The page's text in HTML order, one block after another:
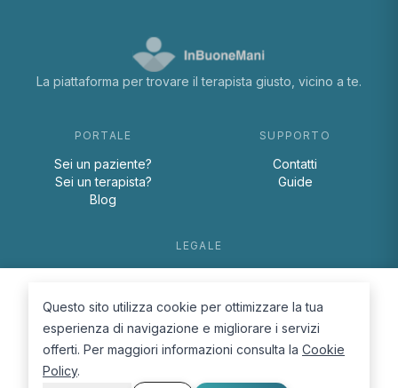
La piattaforma per trovare il terapista giusto, vicino a te.
PORTALE
Sei un paziente?
Sei un terapista?
Blog
SUPPORTO
Contatti
Guide
LEGALE
Cookie Policy
Questo sito utilizza cookie per ottimizzare la tua
esperienza di navigazione e migliorare i servizi
offerti. Per maggiori informazioni consulta la Cookie
Policy.